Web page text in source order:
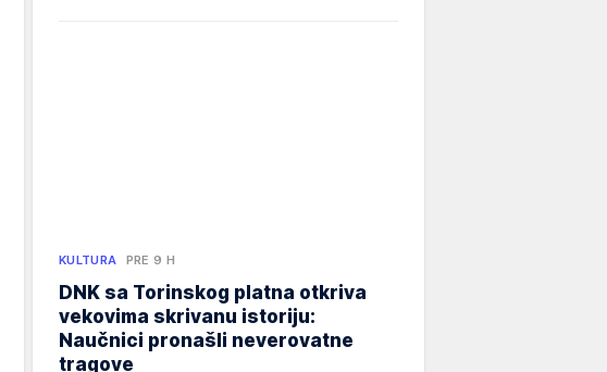
KULTURA PRE 9 H
DNK sa Torinskog platna otkriva
vekovima skrivanu istoriju:
Naučnici pronašli neverovatne
tragove